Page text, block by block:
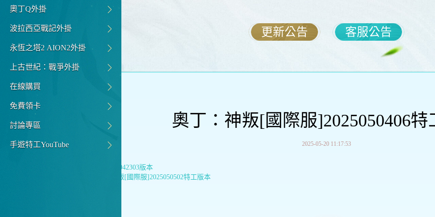
奧丁Q外掛
波拉西亞戰記外掛
永恆之塔2 AION2外掛
上古世紀：戰爭外掛
在線購買
免費領卡
討論專區
手遊特工YouTube
更新公告 客服公告
奧丁：神叛[國際服]2025050406特
2025-05-20 11:17:53
HIT2特工042303版本
奧丁：神叛[國際服]2025050502特工版本